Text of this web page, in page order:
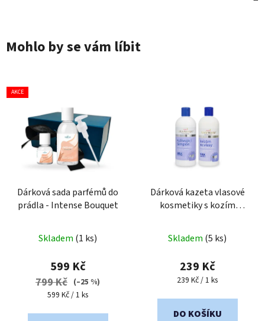
Mohlo by se vám líbit
AKCE
Dárková sada parfémů do
prádla - Intense Bouquet
Skladem (1 ks)
599 Kč
799 Kč (–25 %)
Měrná
599 Kč / 1 ks
Dárková kazeta vlasové
kosmetiky s kozím
hodnocení
produktu
je
z
Skladem (5 ks)
239 Kč
Měrná
239 Kč / 1 ks
DO KOŠÍKU